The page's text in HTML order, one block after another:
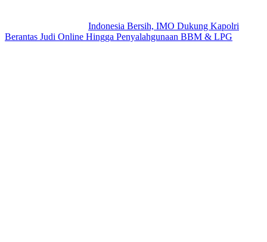
Indonesia Bersih, IMO Dukung Kapolri
Berantas Judi Online Hingga Penyalahgunaan BBM & LPG